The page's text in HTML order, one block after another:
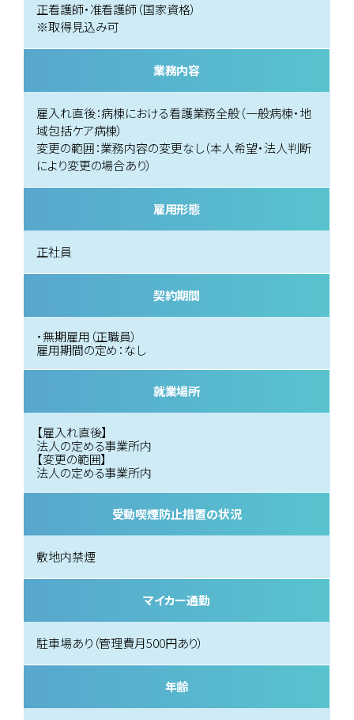
正看護師・准看護師（国家資格）
※取得見込み可
業務内容
雇入れ直後：病棟における看護業務全般（一般病棟・地
域包括ケア病棟）
変更の範囲：業務内容の変更なし（本人希望・法人判断
により変更の場合あり）
雇用形態
正社員
契約期間
・無期雇用（正職員）
雇用期間の定め：なし
就業場所
【雇入れ直後】
法人の定める事業所内
【変更の範囲】
法人の定める事業所内
受動喫煙防止措置の状況
敷地内禁煙
マイカー通勤
駐車場あり（管理費月500円あり）
年齢